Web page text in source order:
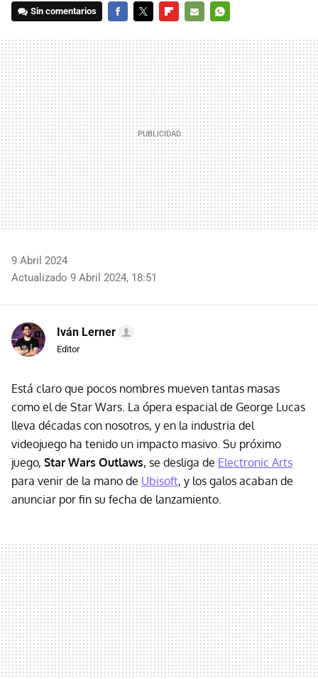
Sin comentarios
MAIL
9 Abril 2024
Actualizado 9 Abril 2024, 18:51
Iván Lerner
Editor
Está claro que pocos nombres mueven tantas masas
como el de Star Wars. La ópera espacial de George Lucas
lleva décadas con nosotros, y en la industria del
videojuego ha tenido un impacto masivo. Su próximo
juego, Star Wars Outlaws, se desliga de Electronic Arts
para venir de la mano de Ubisoft, y los galos acaban de
anunciar por fin su fecha de lanzamiento.